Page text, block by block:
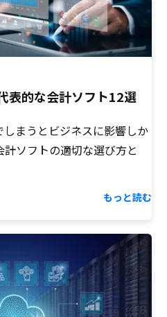
表的な会計ソフト12選
まうとビジネスに影響しか
ソフトの適切な選び方と
もっと読む